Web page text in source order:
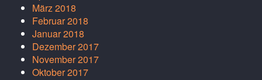
März 2018
Februar 2018
Januar 2018
Dezember 2017
November 2017
Oktober 2017